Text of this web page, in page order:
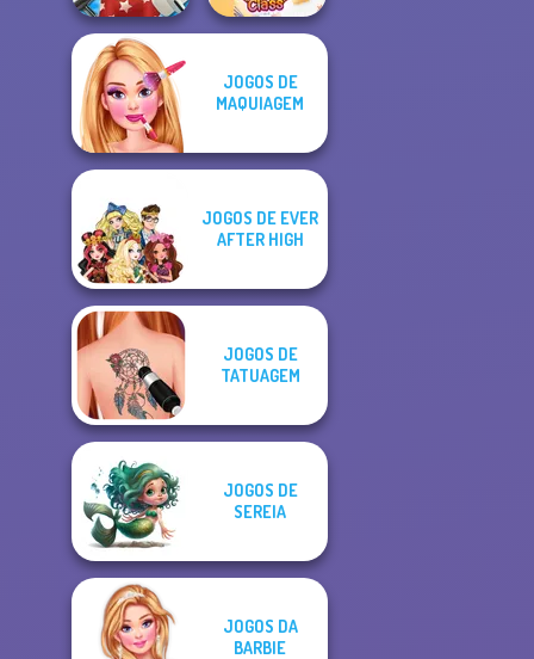
Pet Salon 2
JOGOS DE
MAQUIAGEM
JOGOS DE EVER
AFTER HIGH
JOGOS DE
TATUAGEM
JOGOS DE
SEREIA
JOGOS DA
BARBIE